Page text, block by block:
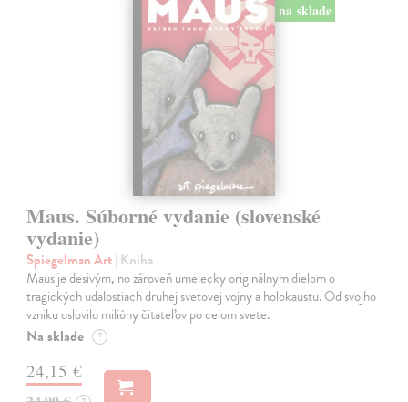
na sklade
Maus. Súborné vydanie (slovenské
vydanie)
Spiegelman Art| Kniha
Maus je desivým, no zároveň umelecky originálnym dielom o
tragických udalostiach druhej svetovej vojny a holokaustu. Od svojho
vzniku oslovilo milióny čitateľov po celom svete.
Na sklade ?
24,15 €